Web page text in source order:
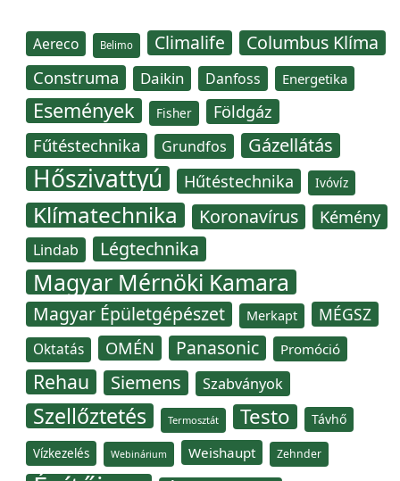
Aereco Belimo Climalife Columbus Klíma
Construma Daikin Danfoss Energetika
Események Fisher Földgáz
Fűtéstechnika Grundfos Gázellátás
Hőszivattyú Hűtéstechnika Ivóvíz
Klímatechnika Koronavírus Kémény
Lindab Légtechnika
Magyar Mérnöki Kamara
Magyar Épületgépészet Merkapt MÉGSZ
Oktatás OMÉN Panasonic Promóció
Rehau Siemens Szabványok
Szellőztetés Termosztát Testo Távhő
Vízkezelés Webinárium Weishaupt Zehnder